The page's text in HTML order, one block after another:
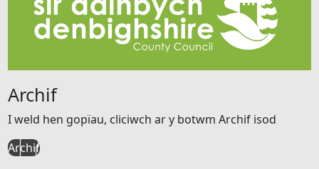
Archif
I weld hen gopïau, cliciwch ar y botwm Archif isod
Archif